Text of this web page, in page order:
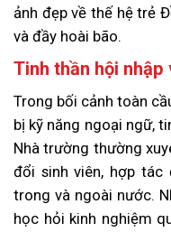
ảnh đẹp về thế hệ trẻ
và đầy hoài bão.
Tinh thần hội
Trong bối cảnh toàn
bị kỹ năng ngoại ngữ,
Nhà trường thường
đổi sinh viên, hợp
trong và ngoài nước.
học hỏi kinh nghiệm